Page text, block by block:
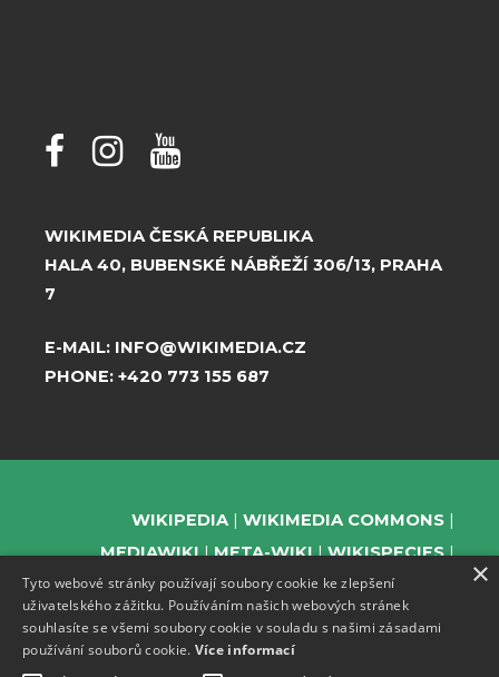
WIKIMEDIA ČESKÁ REPUBLIKA
HALA 40, BUBENSKÉ NÁBŘEŽÍ 306/13, PRAHA
7
E-MAIL: INFO@WIKIMEDIA.CZ
PHONE: +420 773 155 687
WIKIPEDIA
WIKIMEDIA COMMONS
MEDIAWIKI
META-WIKI
WIKISPECIES
WIKIBOOKS
WIKIDATA
WIKIMANIA
WIKINEWS
WIKIQUOTE
WIKISOURCE
WIKIVERSITY
×
Tyto webové stránky používají soubory cookie ke zlepšení
uživatelského zážitku. Používáním našich webových stránek
souhlasíte se všemi soubory cookie v souladu s našimi zásadami
používání souborů cookie. Více informací